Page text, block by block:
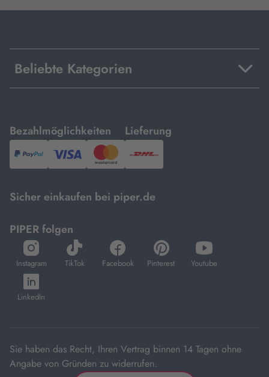
Beliebte Kategorien
Bezahlmöglichkeiten
mit
PayPal,Visa
und
Lieferung
mit
DHL.
Sicher einkaufen bei piper.de
PIPER folgen
Instagram
öffnet
in
neuem
Tab
TikTok
öffnet
in
Facebook
öffnet
in
Pinterest
öffnet
in
Youtube
öffnet
in
LinkedIn
öffnet
in
Sie haben das Recht, Ihren Vertrag binnen 14 Tagen ohne
Angabe von Gründen zu widerrufen.